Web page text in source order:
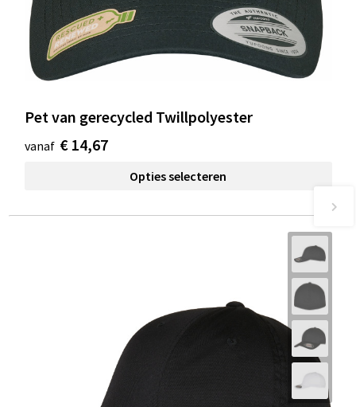
Pet van gerecycled Twillpolyester
vanaf € 14,67
Opties selecteren